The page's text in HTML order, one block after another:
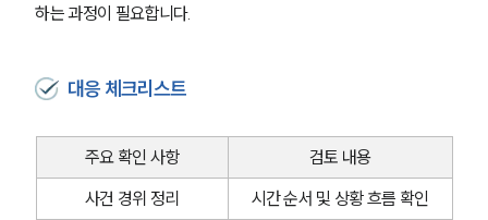
하는 과정이 필요합니다.
대응 체크리스트
주요 확인 사항
검토 내용
사건 경위 정리
시간 순서 및 상황 흐름 확인